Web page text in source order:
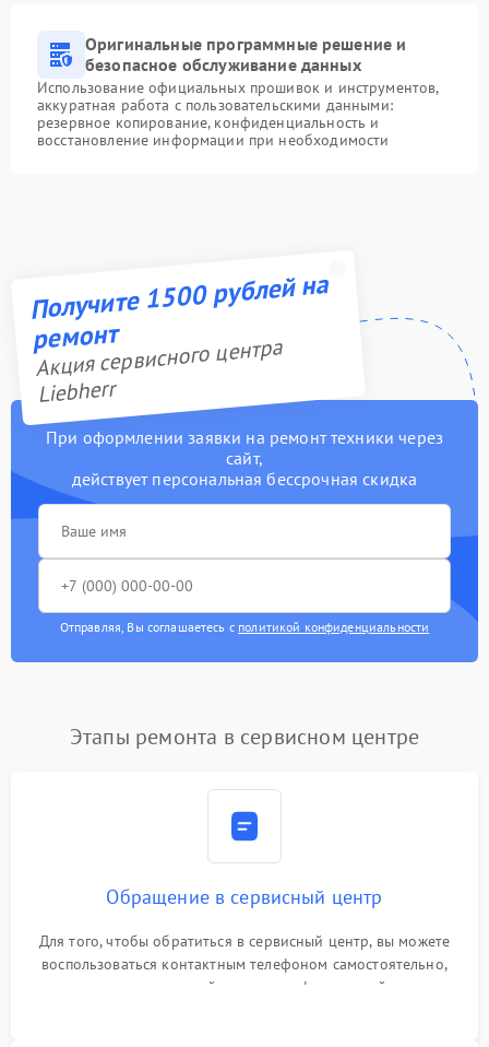
Оригинальные программные решение и
безопасное обслуживание данных
Использование официальных прошивок и инструментов,
аккуратная работа с пользовательскими данными:
резервное копирование, конфиденциальность и
восстановление информации при необходимости
Получите 1500 рублей на
ремонт
Акция сервисного центра
Liebherr
При оформлении заявки на ремонт техники через
сайт,
действует персональная бессрочная скидка
Отправляя, Вы соглашаетесь с политикой конфиденциальности
Этапы ремонта в сервисном центре
Обращение в сервисный центр
Для того, чтобы обратиться в сервисный центр, вы можете
воспользоваться контактным телефоном самостоятельно,
или оставить свой номер телефона на сайте